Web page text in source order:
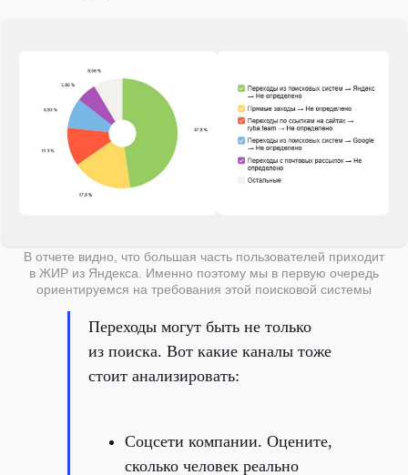
В отчете видно, что большая часть пользователей приходит
в ЖИР из Яндекса. Именно поэтому мы в первую очередь
ориентируемся на требования этой поисковой системы
Переходы могут быть не только
из поиска. Вот какие каналы тоже
стоит анализировать:
Соцсети компании. Оцените,
сколько человек реально